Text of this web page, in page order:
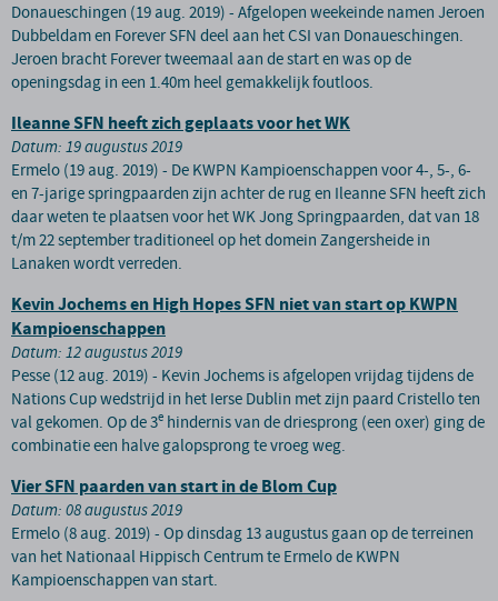
Donaueschingen (19 aug. 2019) - Afgelopen weekeinde namen Jeroen
Dubbeldam en Forever SFN deel aan het CSI van Donaueschingen.
Jeroen bracht Forever tweemaal aan de start en was op de
openingsdag in een 1.40m heel gemakkelijk foutloos.
Ileanne SFN heeft zich geplaats voor het WK
Datum: 19 augustus 2019
Ermelo (19 aug. 2019) - De KWPN Kampioenschappen voor 4-, 5-, 6-
en 7-jarige springpaarden zijn achter de rug en Ileanne SFN heeft zich
daar weten te plaatsen voor het WK Jong Springpaarden, dat van 18
t/m 22 september traditioneel op het domein Zangersheide in
Lanaken wordt verreden.
Kevin Jochems en High Hopes SFN niet van start op KWPN
Kampioenschappen
Datum: 12 augustus 2019
Pesse (12 aug. 2019) - Kevin Jochems is afgelopen vrijdag tijdens de
Nations Cup wedstrijd in het Ierse Dublin met zijn paard Cristello ten
val gekomen. Op de 3e hindernis van de driesprong (een oxer) ging de
combinatie een halve galopsprong te vroeg weg.
Vier SFN paarden van start in de Blom Cup
Datum: 08 augustus 2019
Ermelo (8 aug. 2019) - Op dinsdag 13 augustus gaan op de terreinen
van het Nationaal Hippisch Centrum te Ermelo de KWPN
Kampioenschappen van start.